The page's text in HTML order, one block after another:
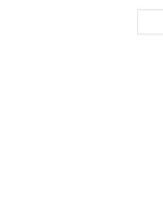
Reportaż